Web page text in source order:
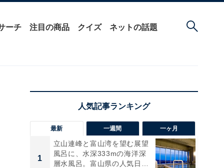
ーチ 注目の商品 クイズ ネットの話題
最新 一週間 一ヶ月
1
立山連峰と富山湾を望む展望
風呂に、水深333mの海洋深
層水風呂。富山県の人気日